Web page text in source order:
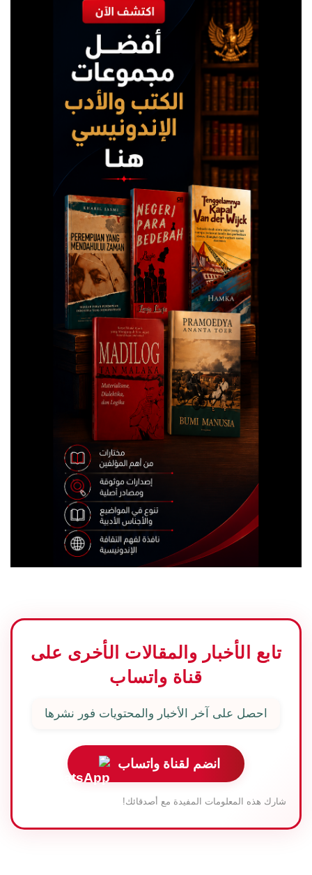
تابع الأخبار والمقالات الأخرى على
قناة واتساب
احصل على آخر الأخبار والمحتويات فور نشرها
انضم لقناة واتساب
شارك هذه المعلومات المفيدة مع أصدقائك!